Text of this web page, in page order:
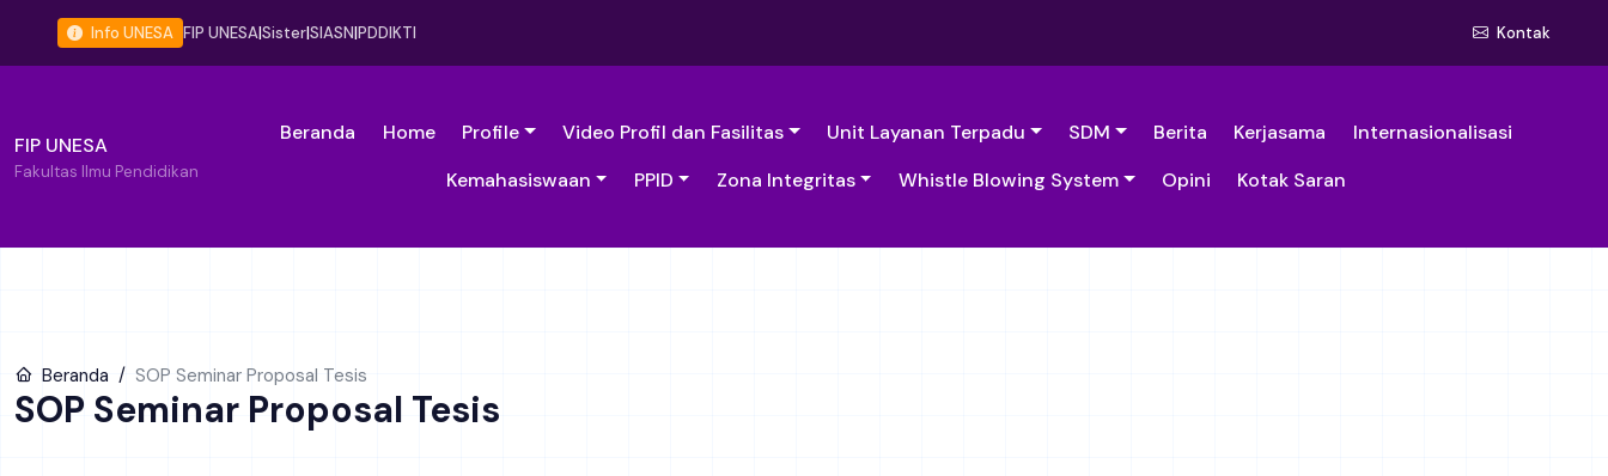
Info UNESA FIP UNESA|Sister|SIASN|PDDIKTI Kontak
FIP UNESA
Fakultas Ilmu Pendidikan
Beranda Home Profile Video Profil dan Fasilitas Unit Layanan Terpadu SDM Berita Kerjasama
Internasionalisasi
Kemahasiswaan
PPID Zona Integritas Whistle Blowing System Opini Kotak Saran
Beranda SOP Seminar Proposal Tesis
SOP Seminar Proposal Tesis